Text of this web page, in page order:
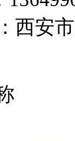
西安